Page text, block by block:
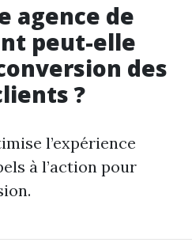
agence de
peut-elle
des
?
l’expérience
à l’action pour